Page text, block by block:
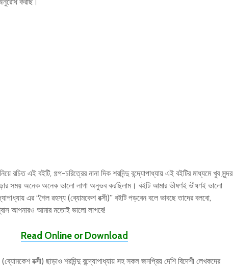
রচিত এই বইটি, গল্প-চরিত্রের নানা দিক শরদিন্দু বন্দ্যোপাধ্যায় এই বইটির মাধ্যমে খুব সুন্দর
সময় অনেক অনেক ভালো লাগা অনুভব করছিলাম। বইটি আমার ভীষণই ভীষণই ভালো
এর “শৈল রহস্য (ব্যোমকেশ বক্সী)” বইটি পড়বেন বলে ভাবছে তাদের বলবো,
আপনারও আমার মতোই ভালো লাগবে!
Read Online or Download
বক্সী) ছাড়াও শরদিন্দু বন্দ্যোপাধ্যায় সহ সকল জনপ্রিয় দেশি বিদেশী লেখকদের